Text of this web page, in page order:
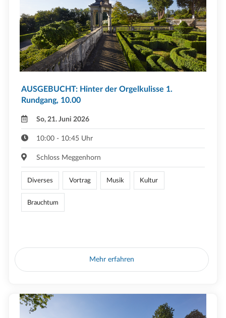
AUSGEBUCHT: Hinter der Orgelkulisse 1.
Rundgang, 10.00
So, 21. Juni 2026
10:00 - 10:45 Uhr
Schloss Meggenhorn
Diverses Vortrag Musik Kultur
Brauchtum
Mehr erfahren